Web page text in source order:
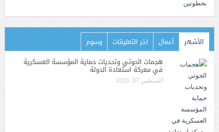
الأشهر أعمال اخر التعليقات
وسوم
هجمات الحوثي وتحديات حماية المؤسسة العسكرية
في معركة استعادة الدولة
أغسطس 07, 2026